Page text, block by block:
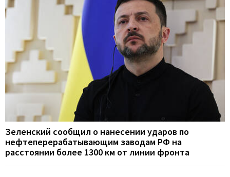
Зеленский сообщил о нанесении ударов по
нефтеперерабатывающим заводам РФ на
расстоянии более 1300 км от линии фронта